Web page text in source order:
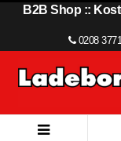
B2B Shop ::
0208